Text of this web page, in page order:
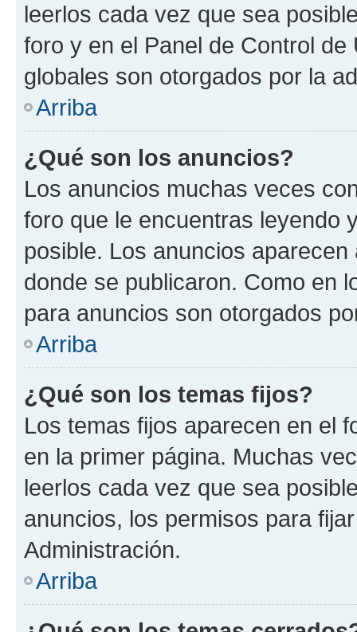
leerlos cada vez que sea
foro y en el Panel de Control
globales son otorgados por la
Arriba
¿Qué son los anuncios?
Los anuncios muchas veces
foro que le encuentras leyendo
posible. Los anuncios
donde se publicaron. Como en
para anuncios son otorgados
Arriba
¿Qué son los temas fijos?
Los temas fijos aparecen en el
en la primer página. Muchas
leerlos cada vez que sea
anuncios, los permisos para
Administración.
Arriba